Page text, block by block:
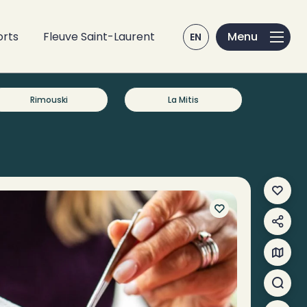
Fleuve Saint-Laurent EN
Mes
Carte
Rimouski La Mitis